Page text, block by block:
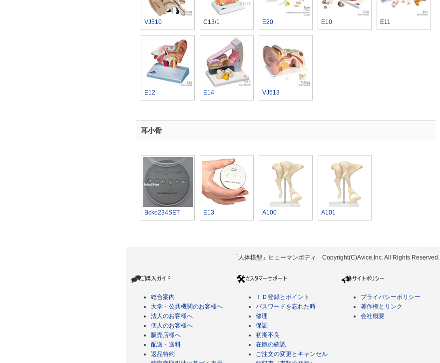
VJ510 C13/1 E20 E10 E11
E12 E14 VJ513
耳小骨
Bcko234SET E13 A100 A101
「人体模型」ヒューマンボディ Copyright(C)Avice,Inc. All Rights Reserved.
総合案内
大学・公共機関のお客様へ
法人のお客様へ
個人のお客様へ
販売店様へ
配送・送料
返品特約
ＩＤ登録とポイント
パスワードを忘れた時
修理
保証
初期不良
在庫の確認
ご注文の変更とキャンセル
プライバシーポリシー
著作権とリンク
会社概要